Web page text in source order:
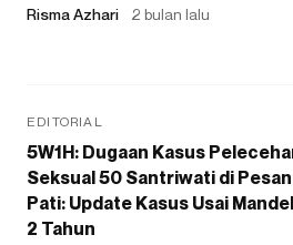
Risma Azhari 2 bulan lalu
EDITORIAL
5W1H: Dugaan Kasus
Seksual 50 Santriwati di
Pati: Update Kasus Usai
2 Tahun